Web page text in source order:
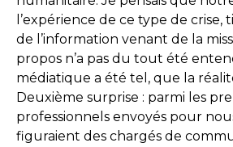
l’expérience de ce type de
de l’information venant de la
propos n’a pas du tout été
médiatique a été tel, que la
Deuxième surprise : parmi les
professionnels envoyés pour
figuraient des chargés de